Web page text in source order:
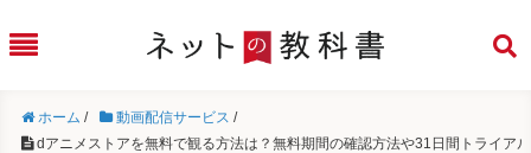
ホーム / 動画配信サービス /
dアニメストアを無料で観る方法は？無料期間の確認方法や31日間トライア